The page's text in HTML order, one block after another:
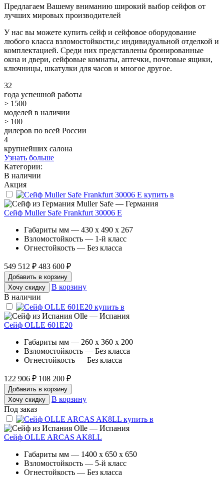
Предлагаем Вашему вниманию широкий выбор сейфов от
лучших мировых производителей
У нас вы можете купить сейф и сейфовое оборудование
любого класса взломостойкости,с индивидуальной отделкой и
комплектацией. Среди них представлены бронированные
окна и двери, сейфовые комнаты, аптечки, почтовые ящики,
ключницы, шкатулки для часов и многое другое.
32
года успешной работы
> 1500
моделей в наличии
> 100
дилеров по всей России
4
крупнейших салона
Узнать больше
Категории:
В наличии
Акция
Muller Safe — Германия
Сейф Muller Safe Frankfurt 30006 E
Габариты мм — 430 x 490 x 267
Взломостойкость — 1-й класс
Огнестойкость — Без класса
549 512 ₽ 483 600 ₽
Добавить в корзину
Хочу скидку
В корзину
В наличии
Olle — Испания
Сейф OLLE 601E20
Габариты мм — 260 x 360 x 200
Взломостойкость — Без класса
Огнестойкость — Без класса
122 906 ₽ 108 200 ₽
Добавить в корзину
Хочу скидку
В корзину
Под заказ
Olle — Испания
Сейф OLLE ARCAS AK8LL
Габариты мм — 1400 x 650 x 650
Взломостойкость — 5-й класс
Огнестойкость — Без класса